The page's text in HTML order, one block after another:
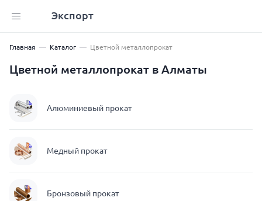
Экспорт
Главная Каталог Цветной металлопрокат
Цветной металлопрокат в Алматы
Алюминиевый прокат
Медный прокат
Бронзовый прокат